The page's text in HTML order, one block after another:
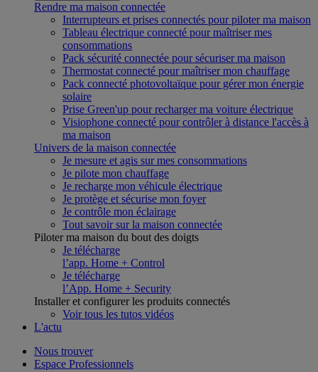
Rendre ma maison connectée
Interrupteurs et prises connectés pour piloter ma maison
Tableau électrique connecté pour maîtriser mes
consommations
Pack sécurité connectée pour sécuriser ma maison
Thermostat connecté pour maîtriser mon chauffage
Pack connecté photovoltaïque pour gérer mon énergie
solaire
Prise Green'up pour recharger ma voiture électrique
Visiophone connecté pour contrôler à distance l'accès à
ma maison
Univers de la maison connectée
Je mesure et agis sur mes consommations
Je pilote mon chauffage
Je recharge mon véhicule électrique
Je protège et sécurise mon foyer
Je contrôle mon éclairage
Tout savoir sur la maison connectée
Piloter ma maison du bout des doigts
Je télécharge
l’app. Home + Control
Je télécharge
l’App. Home + Security
Installer et configurer les produits connectés
Voir tous les tutos vidéos
L'actu
Nous trouver
Espace Professionnels